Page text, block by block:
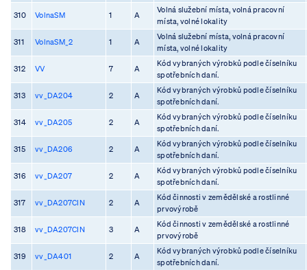
310 VolnaSM 1 A
Volná služební místa, volná pracovní
místa, volné lokality
311 VolnaSM_2 1 A
Volná služební místa, volná pracovní
místa, volné lokality
312 VV 7 A
Kód vybraných výrobků podle číselníku
spotřebních daní.
313 vv_DA204 2 A
Kód vybraných výrobků podle číselníku
spotřebních daní.
314 vv_DA205 2 A
Kód vybraných výrobků podle číselníku
spotřebních daní.
315 vv_DA206 2 A
Kód vybraných výrobků podle číselníku
spotřebních daní.
316 vv_DA207 2 A
Kód vybraných výrobků podle číselníku
spotřebních daní.
317 vv_DA207CIN 2 A
Kód činnosti v zemědělské a rostlinné
prvovýrobě
318 vv_DA207CIN 3 A
Kód činnosti v zemědělské a rostlinné
prvovýrobě
319 vv_DA401 2 A
Kód vybraných výrobků podle číselníku
spotřebních daní.